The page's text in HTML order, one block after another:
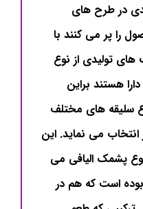
در طرح های
را پر می کنند با
تولیدی از نوع
هستند براین
سلیقه های مختلف
می نماید. این
پشمک الیافی می
است که هم در